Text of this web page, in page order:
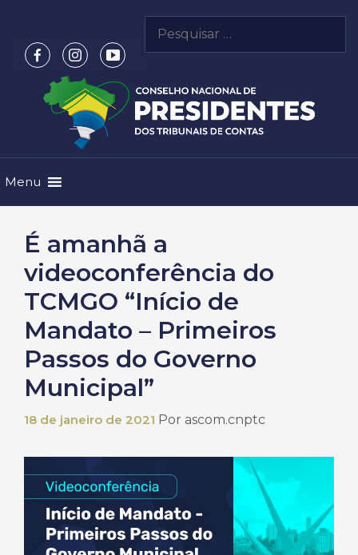
conteúdo
por:
Menu
É amanhã a
videoconferência do
TCMGO “Início de
Mandato – Primeiros
Passos do Governo
Municipal”
18 de janeiro de 2021 Por ascom.cnptc